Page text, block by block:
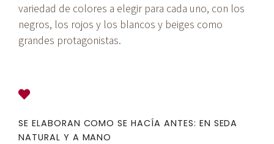
variedad de colores a elegir para cada uno, con los
negros, los rojos y los blancos y beiges como
grandes protagonistas.
SE ELABORAN COMO SE HACÍA ANTES: EN SEDA
NATURAL Y A MANO